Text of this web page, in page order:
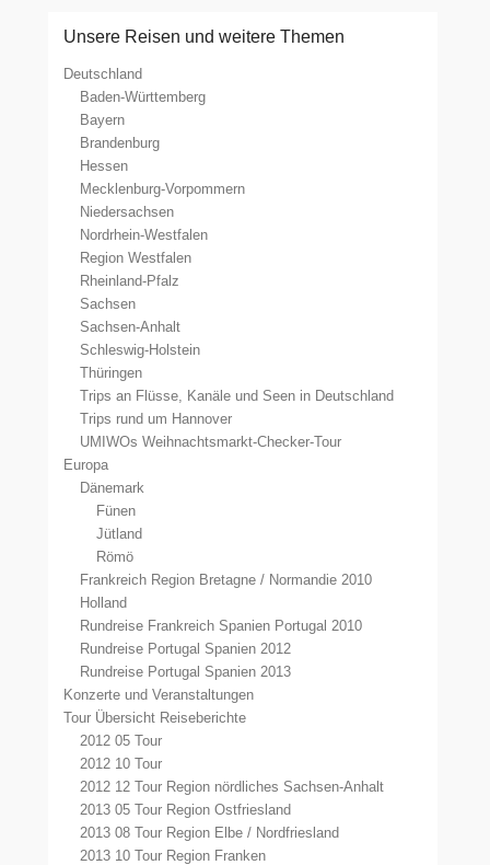
Unsere Reisen und weitere Themen
Deutschland
Baden-Württemberg
Bayern
Brandenburg
Hessen
Mecklenburg-Vorpommern
Niedersachsen
Nordrhein-Westfalen
Region Westfalen
Rheinland-Pfalz
Sachsen
Sachsen-Anhalt
Schleswig-Holstein
Thüringen
Trips an Flüsse, Kanäle und Seen in Deutschland
Trips rund um Hannover
UMIWOs Weihnachtsmarkt-Checker-Tour
Europa
Dänemark
Fünen
Jütland
Römö
Frankreich Region Bretagne / Normandie 2010
Holland
Rundreise Frankreich Spanien Portugal 2010
Rundreise Portugal Spanien 2012
Rundreise Portugal Spanien 2013
Konzerte und Veranstaltungen
Tour Übersicht Reiseberichte
2012 05 Tour
2012 10 Tour
2012 12 Tour Region nördliches Sachsen-Anhalt
2013 05 Tour Region Ostfriesland
2013 08 Tour Region Elbe / Nordfriesland
2013 10 Tour Region Franken